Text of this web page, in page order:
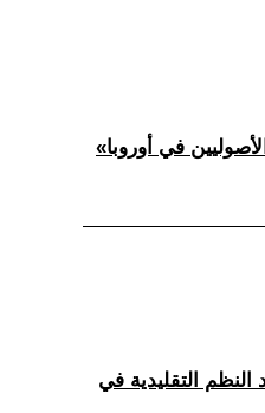
النظم التقليدية في